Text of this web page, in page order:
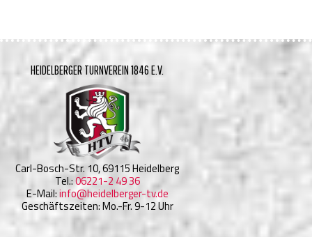
HEIDELBERGER TURNVEREIN 1846 E.V.
Carl-Bosch-Str. 10, 69115 Heidelberg
Tel.:06221-2 49 36
E-Mail:info@heidelberger-tv.de
Geschäftszeiten: Mo.-Fr. 9-12 Uhr